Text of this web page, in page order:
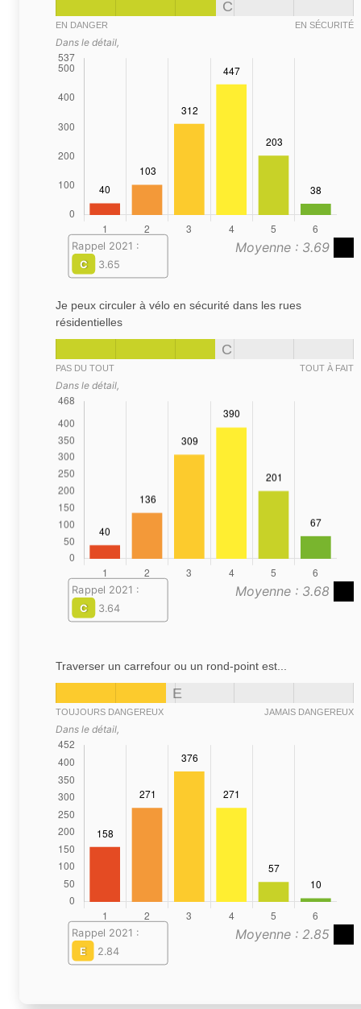
C
EN DANGER EN SÉCURITÉ
Dans le détail,
Moyenne : 3.69
Rappel 2021 :
C
3.65
Je peux circuler à vélo en sécurité dans les rues
résidentielles
C
PAS DU TOUT TOUT À FAIT
Dans le détail,
Moyenne : 3.68
Rappel 2021 :
C
3.64
Traverser un carrefour ou un rond-point est...
E
TOUJOURS DANGEREUX JAMAIS DANGEREUX
Dans le détail,
Moyenne : 2.85
Rappel 2021 :
E
2.84